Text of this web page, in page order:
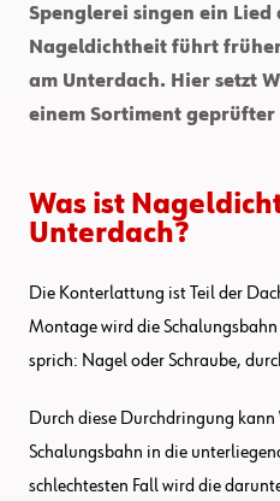
Spenglerei singen ein
Nageldichtheit führt
am Unterdach. Hier setzt
einem Sortiment
Was ist
Unterdach?
Die Konterlattung ist Teil der
Montage wird die
sprich: Nagel oder Schraube,
Durch diese Durchdringung kann
Schalungsbahn in die
schlechtesten Fall wird die